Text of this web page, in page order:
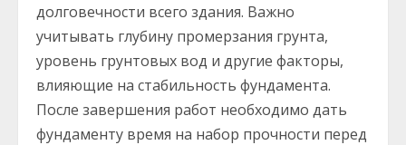
долговечности всего здания. Важно
учитывать глубину промерзания грунта,
уровень грунтовых вод и другие факторы,
влияющие на стабильность фундамента.
После завершения работ необходимо дать
фундаменту время на набор прочности перед